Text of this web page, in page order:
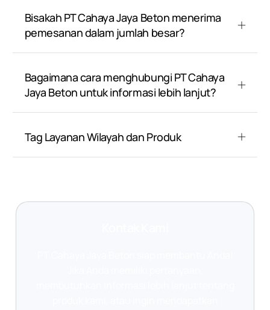
Bisakah PT Cahaya Jaya Beton menerima
pemesanan dalam jumlah besar?
Bagaimana cara menghubungi PT Cahaya
Jaya Beton untuk informasi lebih lanjut?
Tag Layanan Wilayah dan Produk